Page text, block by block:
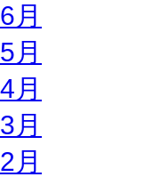
6月
5月
4月
3月
2月